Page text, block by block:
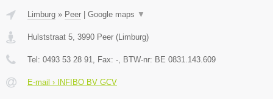
Limburg » Peer | Google maps ▼
Hulststraat 5 3990 Peer (Limburg)
Tel: 0493 53 28 91 , Fax: - , BTW-nr: BE 0831.143.609
E-mail › INFIBO BV GCV